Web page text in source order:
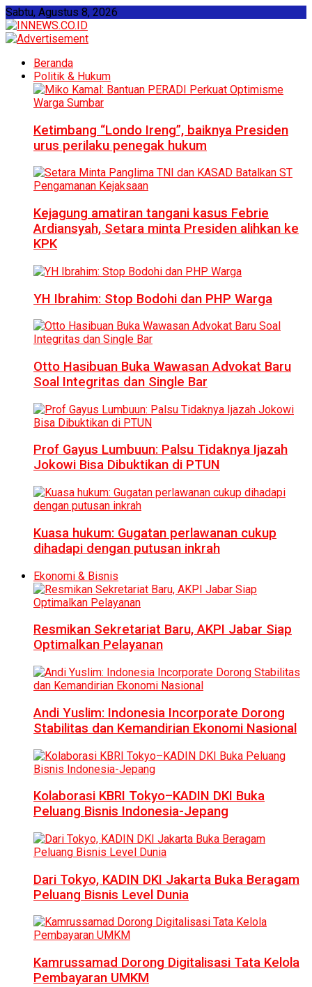
Sabtu, Agustus 8, 2026
Beranda
Politik & Hukum
Ketimbang “Londo Ireng”, baiknya Presiden
urus perilaku penegak hukum
Kejagung amatiran tangani kasus Febrie
Ardiansyah, Setara minta Presiden alihkan ke
KPK
YH Ibrahim: Stop Bodohi dan PHP Warga
Otto Hasibuan Buka Wawasan Advokat Baru
Soal Integritas dan Single Bar
Prof Gayus Lumbuun: Palsu Tidaknya Ijazah
Jokowi Bisa Dibuktikan di PTUN
Kuasa hukum: Gugatan perlawanan cukup
dihadapi dengan putusan inkrah
Ekonomi & Bisnis
Resmikan Sekretariat Baru, AKPI Jabar Siap
Optimalkan Pelayanan
Andi Yuslim: Indonesia Incorporate Dorong
Stabilitas dan Kemandirian Ekonomi Nasional
Kolaborasi KBRI Tokyo–KADIN DKI Buka
Peluang Bisnis Indonesia-Jepang
Dari Tokyo, KADIN DKI Jakarta Buka Beragam
Peluang Bisnis Level Dunia
Kamrussamad Dorong Digitalisasi Tata Kelola
Pembayaran UMKM